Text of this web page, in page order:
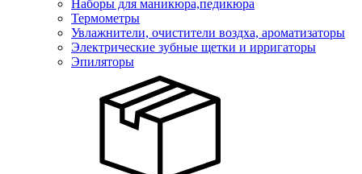
Наборы для маникюра,педикюра
Термометры
Увлажнители, очистители воздха, ароматизаторы
Электрические зубные щетки и ирригаторы
Эпиляторы